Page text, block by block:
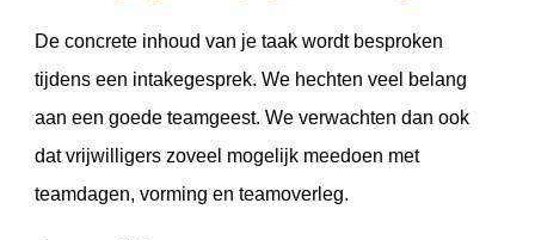
De concrete inhoud van je taak wordt besproken
tijdens een intakegesprek. We hechten veel belang
aan een goede teamgeest. We verwachten dan ook
dat vrijwilligers zoveel mogelijk meedoen met
teamdagen, vorming en teamoverleg.